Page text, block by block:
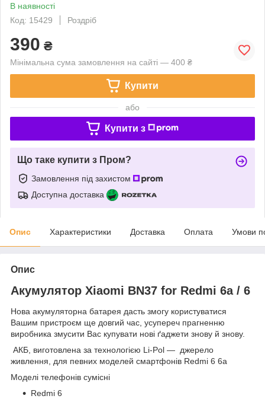
В наявності
Код: 15429
Роздріб
390 ₴
Мінімальна сума замовлення на сайті — 400 ₴
Купити
або
Купити з
Що таке купити з Пром?
Замовлення під захистом
Доступна доставка
Опис Характеристики Доставка Оплата Умови
Опис
Акумулятор Xiaomi BN37 for Redmi 6a / 6
Нова акумуляторна батарея дасть змогу користуватися
Вашим пристроєм ще довгий час, усупереч прагненню
виробника змусити Вас купувати нові ґаджети знову й знову.
АКБ, виготовлена за технологією Li-Pol — джерело
живлення, для певних моделей смартфонів Redmi 6 6a
Моделі телефонів сумісні
Redmi 6